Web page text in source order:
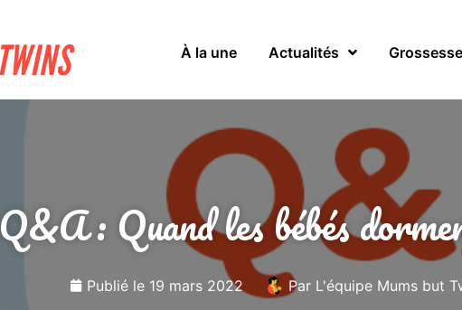
À la une Actualités Grossesse
Q&A : Quand les bébés
Publié le19 mars 2022 ParL'équipe Mums but